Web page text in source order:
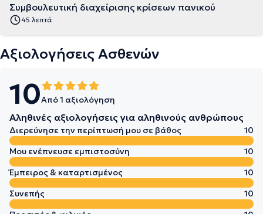
Συμβουλευτική διαχείρισης κρίσεων πανικού
45 λεπτά
Αξιολογήσεις Ασθενών
10Από 1 αξιολόγηση
Αληθινές αξιολογήσεις για αληθινούς ανθρώπους
Διερεύνησε την περίπτωσή μου σε βάθος
10
Μου ενέπνευσε εμπιστοσύνη
10
Έμπειρος & καταρτισμένος
10
Συνεπής
10